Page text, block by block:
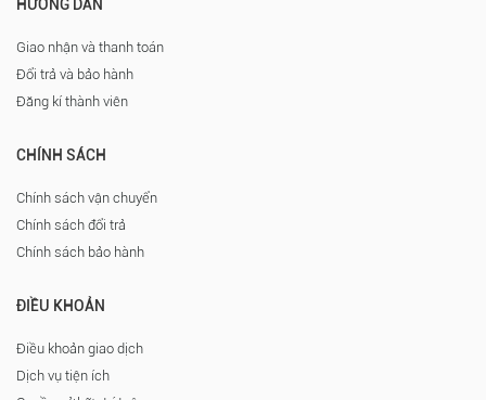
HƯỚNG DẪN
Giao nhận và thanh toán
Đổi trả và bảo hành
Đăng kí thành viên
CHÍNH SÁCH
Chính sách vận chuyển
Chính sách đổi trả
Chính sách bảo hành
ĐIỀU KHOẢN
Điều khoản giao dịch
Dịch vụ tiện ích